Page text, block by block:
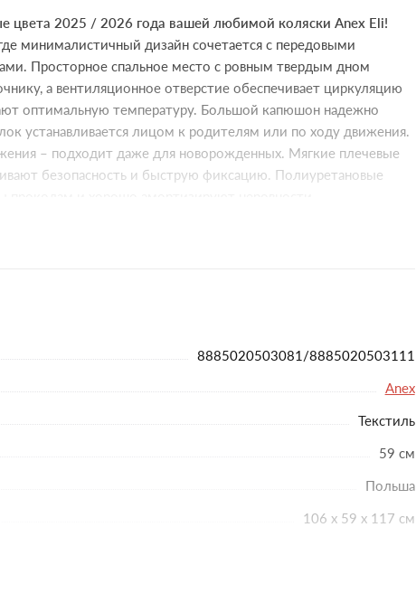
цвета 2025 / 2026 года вашей любимой коляски Anex Eli!
минималистичный дизайн сочетается с передовыми
Просторное спальное место с ровным твердым дном
а вентиляционное отверстие обеспечивает циркуляцию
оптимальную температуру. Большой капюшон надежно
устанавливается лицом к родителям или по ходу движения.
– подходит даже для новорожденных. Мягкие плечевые
безопасность и быструю фиксацию. Полиуретановые
даже в производстве автомобильных сидений.
покрытие с антибактериальными свойствами. Мягкое,
малыша.
волокна. Дышит, не накапливает бактерии,
8885020503081/8885020503111
Anex
Текстиль
59 см
Польша
106 x 59 x 117 см